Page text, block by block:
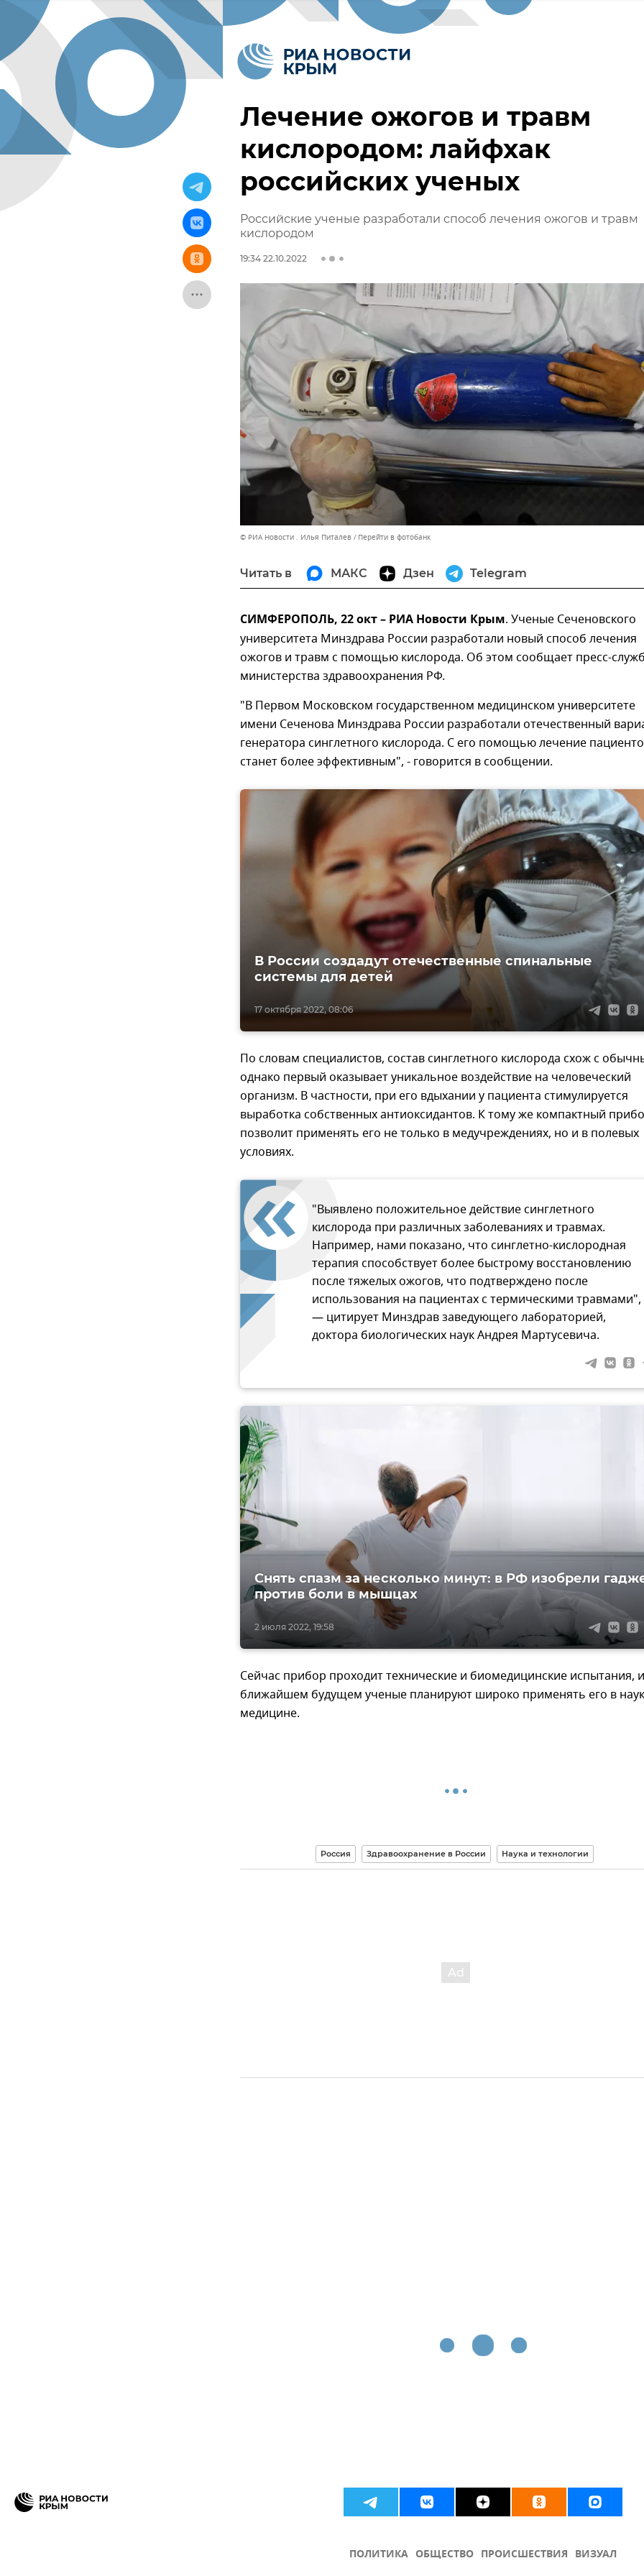
Лечение ожогов и травм
кислородом: лайфхак
российских ученых
Российские ученые разработали способ лечения ожогов и травм
кислородом
19:34 22.10.2022
© РИА Новости . Илья Питалев Перейти в фотобанк
Читать в МАКС Дзен Telegram
СИМФЕРОПОЛЬ, 22 окт – РИА Новости Крым. Ученые Сеченовского
университета Минздрава России разработали новый способ лечения
ожогов и травм с помощью кислорода. Об этом сообщает пресс-
министерства здравоохранения РФ.
"В Первом Московском государственном медицинском университете
имени Сеченова Минздрава России разработали отечественный
генератора синглетного кислорода. С его помощью лечение
станет более эффективным", - говорится в сообщении.
17 октября 2022, 08:06
В России создадут отечественные спинальные
системы для детей
По словам специалистов, состав синглетного кислорода схож с
однако первый оказывает уникальное воздействие на человеческий
организм. В частности, при его вдыхании у пациента стимулируется
выработка собственных антиоксидантов. К тому же компактный
позволит применять его не только в медучреждениях, но и в полевых
условиях.
"Выявлено положительное действие синглетного
кислорода при различных заболеваниях и травмах.
Например, нами показано, что синглетно-кислородная
терапия способствует более быстрому восстановлению
после тяжелых ожогов, что подтверждено после
использования на пациентах с термическими травмами",
— цитирует Минздрав заведующего лабораторией,
доктора биологических наук Андрея Мартусевича.
2 июля 2022, 19:58
Снять спазм за несколько минут: в РФ изобрели
против боли в мышцах
Сейчас прибор проходит технические и биомедицинские испытания,
ближайшем будущем ученые планируют широко применять его в
медицине.
Россия Здравоохранение в России Наука и технологии
ПОЛИТИКА ОБЩЕСТВО ПРОИСШЕСТВИЯ ВИЗУАЛ